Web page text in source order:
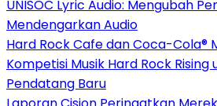
UNISOC Lyric Audio: Mengubah
Mendengarkan Audio
Hard Rock Cafe dan Coca-Cola®
Kompetisi Musik Hard Rock Rising
Pendatang Baru